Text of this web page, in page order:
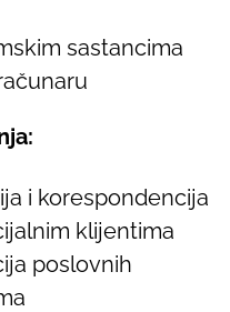
sastancima
i korespondencija
klijentima
poslovnih